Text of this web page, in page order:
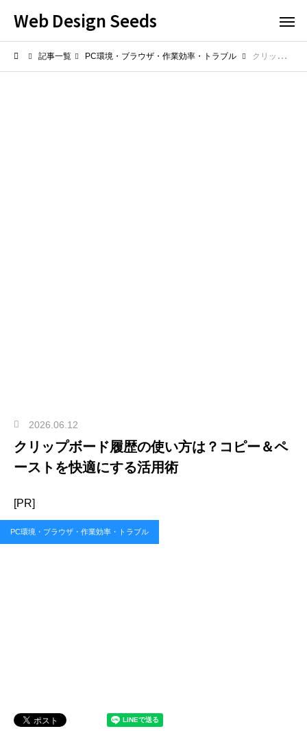
Web Design Seeds
記事一覧 PC環境・ブラウザ・作業効率・トラブル クリップボード履歴の使い方は？コピー＆ペーストを快適にする活用術
2026.06.12
クリップボード履歴の使い方は？コピー＆ペ
ーストを快適にする活用術
[PR]
PC環境・ブラウザ・作業効率・トラブル